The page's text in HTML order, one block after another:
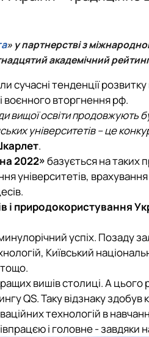
ОС
організаціями
можливостей
інтеграція"
» у партнерстві з
академічний рейтинг
сучасні тенденції
воєнного вторгнення рф.
вищої освіти
університетів – це
.
2022»базується на таких
університетів, врахування
і природокористування
успіх. Позаду
Київський
вишів столиці. А цього
QS. Таку відзнаку
технологій в
і головне -